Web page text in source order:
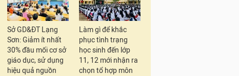
Sở GD&ĐT Lạng
Sơn: Giảm ít nhất
30% đầu mối cơ sở
giáo dục, sử dụng
hiệu quả nguồn
Làm gì để khắc
phục tình trạng
học sinh đến lớp
11, 12 mới nhận ra
chọn tổ hợp môn